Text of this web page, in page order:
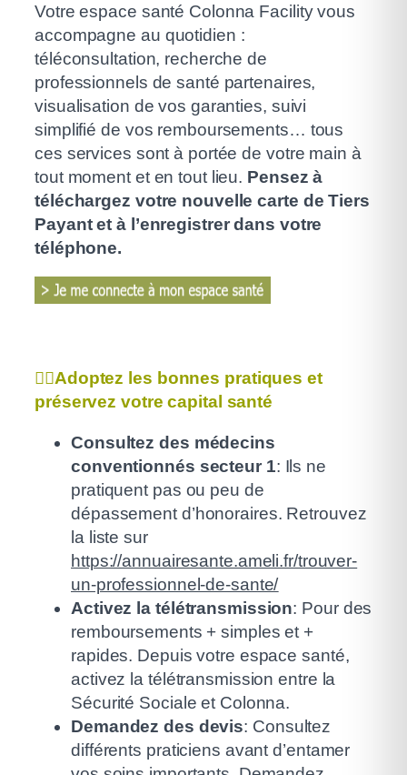
Votre espace santé Colonna Facility vous
accompagne au quotidien :
téléconsultation, recherche de
professionnels de santé partenaires,
visualisation de vos garanties, suivi
simplifié de vos remboursements… tous
ces services sont à portée de votre main à
tout moment et en tout lieu. Pensez à
téléchargez votre nouvelle carte de Tiers
Payant et à l’enregistrer dans votre
téléphone.
🧑Adoptez les bonnes pratiques et
préservez votre capital santé
Consultez des médecins
conventionnés secteur 1: Ils ne
pratiquent pas ou peu de
dépassement d’honoraires. Retrouvez
la liste sur
https://annuairesante.ameli.fr/trouver-
un-professionnel-de-sante/
Activez la télétransmission: Pour des
remboursements + simples et +
rapides. Depuis votre espace santé,
activez la télétransmission entre la
Sécurité Sociale et Colonna.
Demandez des devis: Consultez
différents praticiens avant d’entamer